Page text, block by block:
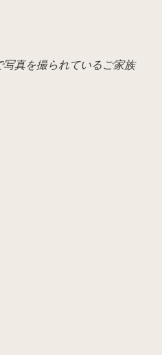
写真を撮られているご家族